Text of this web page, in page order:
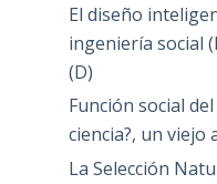
El diseño
ingeniería social
(D)
Función social
ciencia?, un viejo
La Selección